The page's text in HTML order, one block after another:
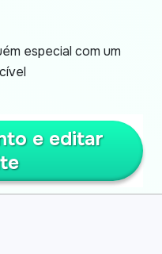
especial com um
e editar